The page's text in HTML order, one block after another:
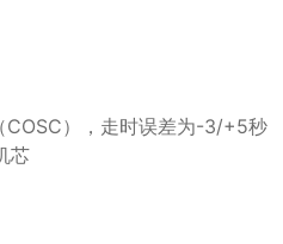
COSC），走时误差为-3/+5秒
芯